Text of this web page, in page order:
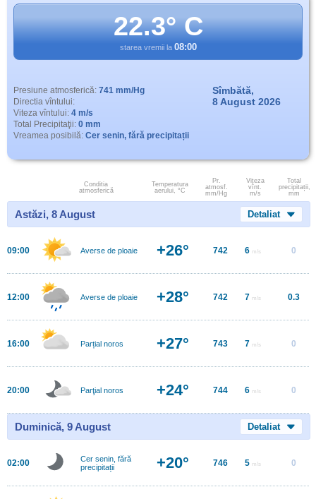
22.3° C
starea vremii la 08:00
Presiune atmosferică: 741 mm/Hg
Directia vîntului:
Viteza vîntului: 4 m/s
Total Precipitaţii: 0 mm
Vreamea posibilă: Cer senin, fără precipitații
Sîmbătă,
8 August 2026
Conditia
atmosferică
Temperatura
aerului, °C
Pr.
atmosf.
mm/Hg
Viteza
vînt.
m/s
Total
precipitații,
mm
Astăzi, 8 August Detaliat
09:00 Averse de ploaie +26° 742 6 m/s 0
12:00 Averse de ploaie +28° 742 7 m/s 0.3
16:00 Parțial noros +27° 743 7 m/s 0
20:00 Parţial noros +24° 744 6 m/s 0
Duminică, 9 August Detaliat
02:00
Cer senin, fără
precipitații
+20° 746 5 m/s 0